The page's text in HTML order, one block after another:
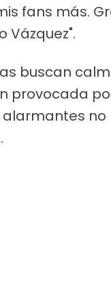
fans más.
Vázquez".
buscan
provocada
alarmantes no